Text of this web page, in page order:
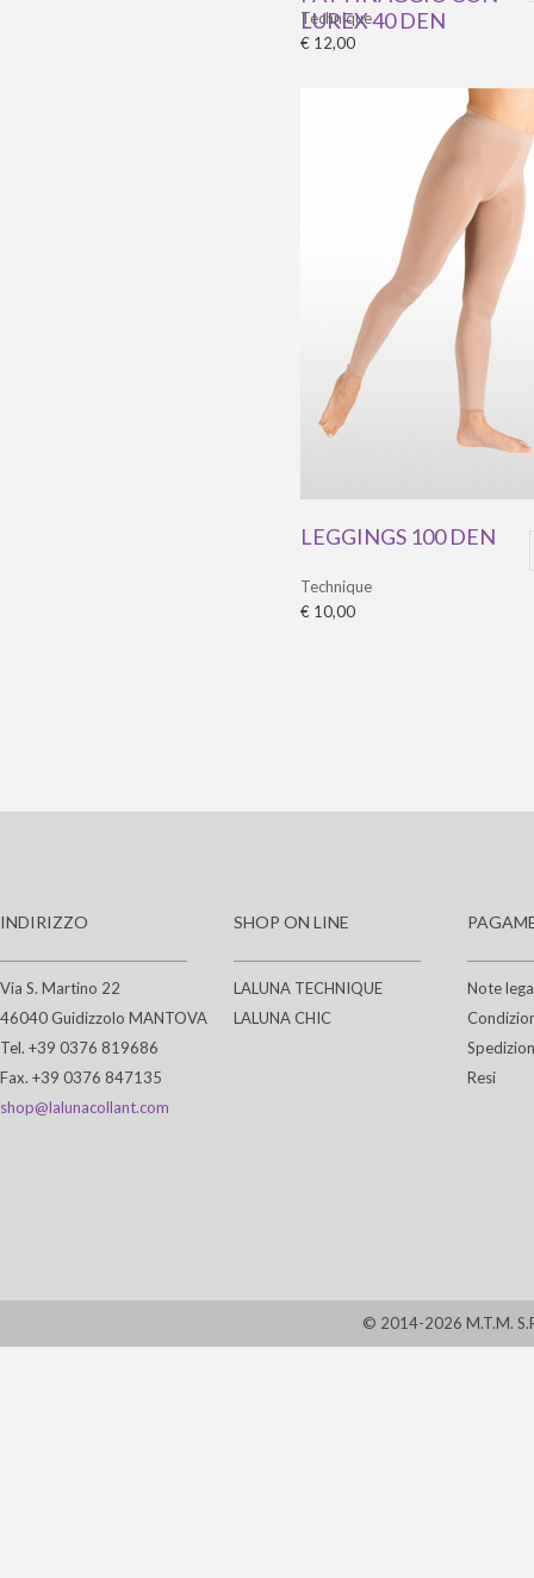
LUREX 40 DEN
Technique
€ 12,00
LEGGINGS 100 DEN
Technique
€ 10,00
INDIRIZZO
Via S. Martino 22
46040 Guidizzolo MANTOVA
Tel. +39 0376 819686
Fax. +39 0376 847135
shop@lalunacollant.com
SHOP ON LINE
LALUNA TECHNIQUE
LALUNA CHIC
Note
Resi
© 2014-2026 M.T.M.